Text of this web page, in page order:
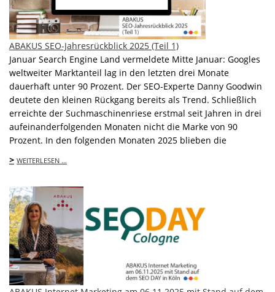
ABAKUS SEO-Jahresrückblick 2025 (Teil 1)
Januar Search Engine Land vermeldete Mitte Januar: Googles
weltweiter Marktanteil lag in den letzten drei Monate
dauerhaft unter 90 Prozent. Der SEO-Experte Danny Goodwin
deutete den kleinen Rückgang bereits als Trend. Schließlich
erreichte der Suchmaschinenriese erstmal seit Jahren in drei
aufeinanderfolgenden Monaten nicht die Marke von 90
Prozent. In den folgenden Monaten 2025 blieben die
> WEITERLESEN …